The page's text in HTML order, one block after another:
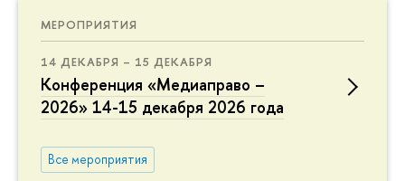
МЕРОПРИЯТИЯ
14 ДЕКАБРЯ – 15 ДЕКАБРЯ
Конференция «Медиаправо –
2026» 14-15 декабря 2026 года
Все мероприятия